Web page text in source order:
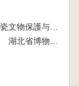
湖北博物館館蔵陶瓷文物保護与利用研究叢書 第一輯